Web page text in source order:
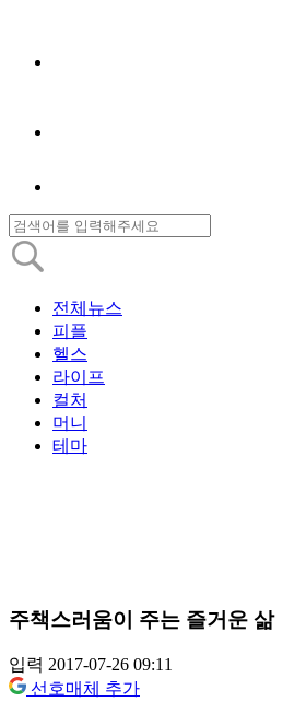
전체뉴스
피플
헬스
라이프
컬처
머니
테마
주책스러움이 주는 즐거운 삶
입력 2017-07-26 09:11
선호매체 추가